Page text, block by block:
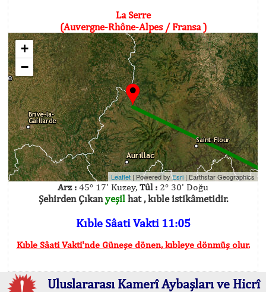
La Serre
(Auvergne-Rhône-Alpes / Fransa )
+
−
Leaflet | Powered byEsri | Earthstar Geographics
Arz : 45° 17' Kuzey, Tûl : 2° 30' Doğu
Şehirden Çıkanyeşilhat , kıble istikâmetidir.
Kıble Sâati Vakti 11:05
Kıble Sâati Vakti'nde Güneşe dönen, kıbleye dönmüş olur.
Uluslararası Kamerî Aybaşları ve Hicrî